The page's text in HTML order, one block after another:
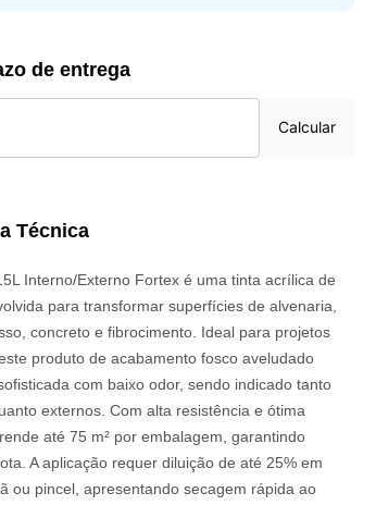
de entrega
Calcular
Técnica
Interno/Externo Fortex é uma tinta acrílica de
para transformar superfícies de alvenaria,
concreto e fibrocimento. Ideal para projetos
produto de acabamento fosco aveludado
com baixo odor, sendo indicado tanto
externos. Com alta resistência e ótima
até 75 m² por embalagem, garantindo
A aplicação requer diluição de até 25% em
ou pincel, apresentando secagem rápida ao